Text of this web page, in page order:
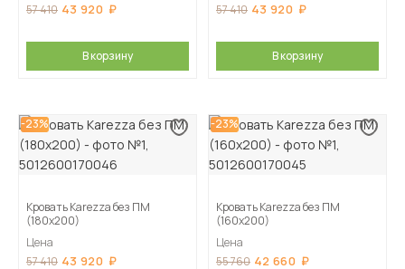
57 410 43 920
В корзину
57 410 43 920
В корзину
-23%
Кровать Karezza без ПМ
(180х200)
Цена
57 410 43 920
-23%
Кровать Karezza без ПМ
(160х200)
Цена
55 760 42 660